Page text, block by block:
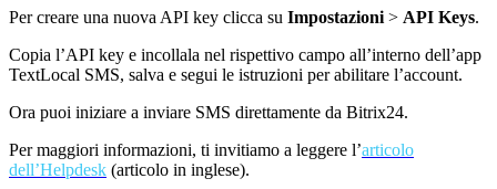
Per creare una nuova API key clicca su Impostazioni> API Keys.
Copia l’API key e incollala nel rispettivo campo all’interno dell’app
TextLocal SMS, salva e segui le istruzioni per abilitare l’account.
Ora puoi iniziare a inviare SMS direttamente da Bitrix24.
Per maggiori informazioni, ti invitiamo a leggere l’articolo
dell’Helpdesk (articolo in inglese).